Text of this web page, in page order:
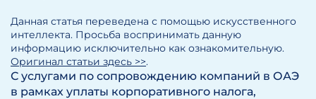
Данная статья переведена с помощью искусственного
интеллекта. Просьба воспринимать данную
информацию исключительно как ознакомительную.
Оригинал статьи здесь >>.
С услугами по сопровождению компаний в ОАЭ
в рамках уплаты корпоративного налога,